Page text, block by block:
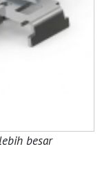
besar